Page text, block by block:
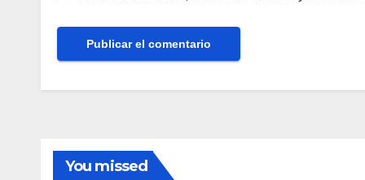
You missed